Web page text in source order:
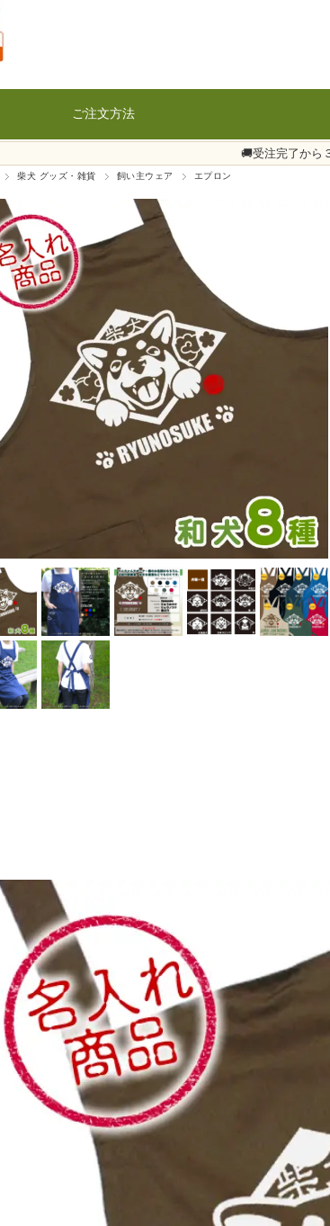
ご注文方法
🚚受注完了から
柴犬 グッズ・雑貨 飼い主ウェア エプロン